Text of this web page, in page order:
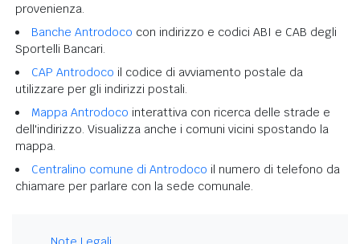
provenienza.
Banche Antrodoco con indirizzo e codici ABI e CAB degli
Sportelli Bancari.
CAP Antrodoco il codice di avviamento postale da
utilizzare per gli indirizzi postali.
Mappa Antrodoco interattiva con ricerca delle strade e
dell'indirizzo. Visualizza anche i comuni vicini spostando la
mappa.
Centralino comune di Antrodoco il numero di telefono da
chiamare per parlare con la sede comunale.